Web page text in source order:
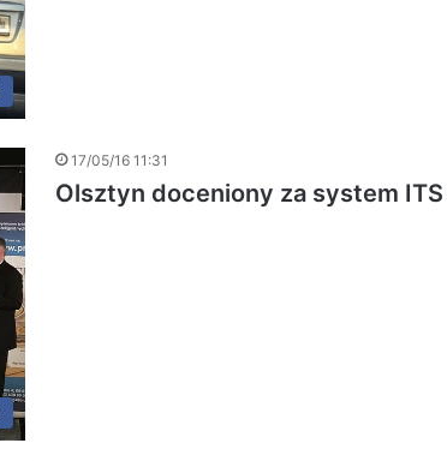
17/05/16 11:31
Olsztyn doceniony za system ITS